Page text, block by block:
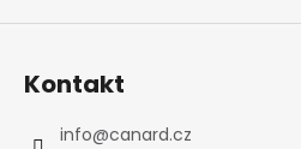
Kontakt
info@canard.cz